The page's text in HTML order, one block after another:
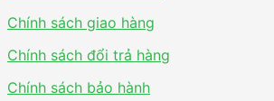
Chính sách giao hàng
Chính sách đổi trả hàng
Chính sách bảo hành